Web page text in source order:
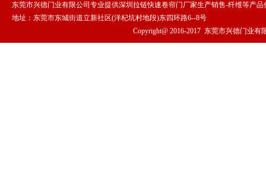
东莞市兴德门业有限公司专业提供深圳拉链快速卷帘门厂家生产销售-纤维等产
地址：东莞市东城街道立新社区(洋杞坑村地段)东四环路6--8号
Copyright@ 2016-2017 东莞市兴德门业有